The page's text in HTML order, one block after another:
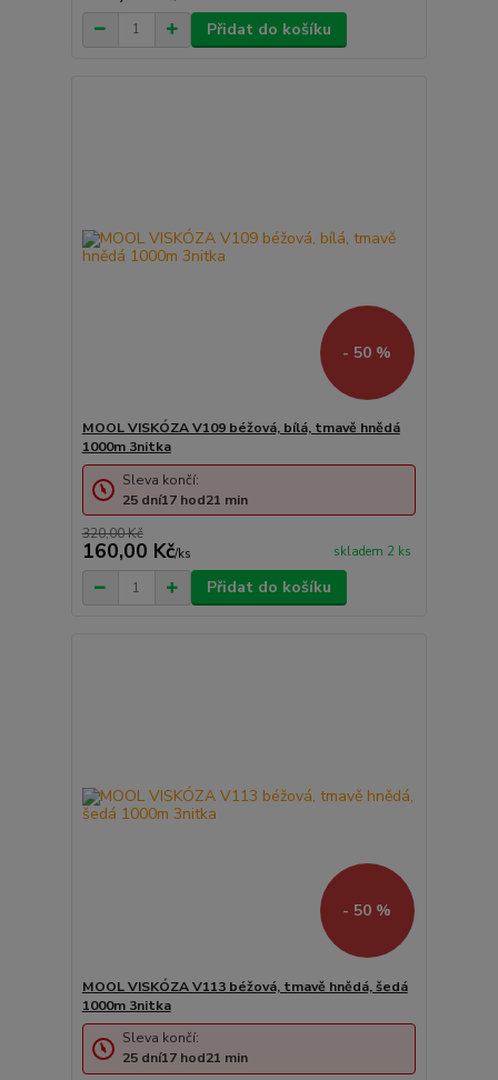
Přidat do košíku
- 50 %
MOOL VISKÓZA V109 béžová, bílá, tmavě hnědá
1000m 3nitka
320,00 Kč
160,00 Kč/ks skladem 2 ks
Sleva končí:
25 dní17 hod21 min
Přidat do košíku
- 50 %
MOOL VISKÓZA V113 béžová, tmavě hnědá, šedá
1000m 3nitka
Sleva končí:
25 dní17 hod21 min